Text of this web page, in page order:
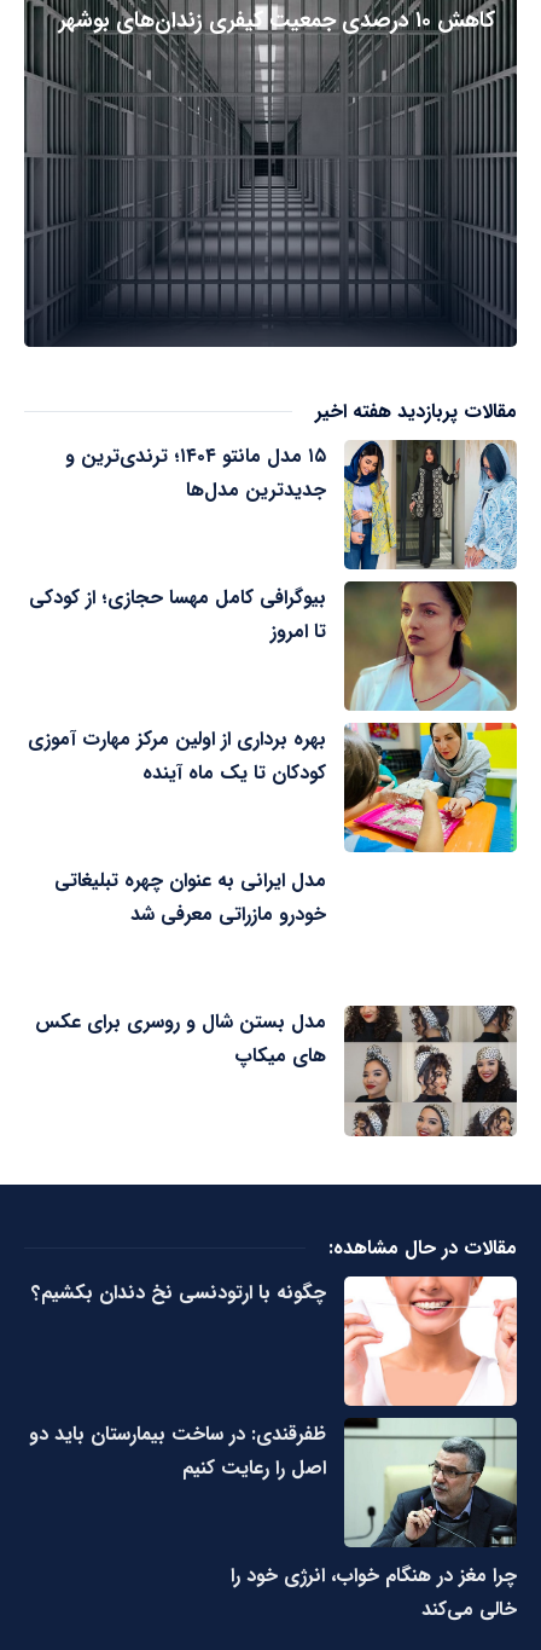
کاهش ۱۰ درصدی جمعیت کیفری زندان‌های بوشهر
مقالات پربازدید هفته اخیر
۱۵ مدل مانتو ۱۴۰۴؛ ترندی‌ترین و
جدیدترین مدل‌ها
بیوگرافی کامل مهسا حجازی؛ از کودکی
تا امروز
بهره برداری از اولین مرکز مهارت آموزی
کودکان تا یک ماه آینده
مدل ایرانی به عنوان چهره تبلیغاتی
خودرو مازراتی معرفی شد
مدل بستن شال و روسری برای عکس
های میکاپ
مقالات در حال مشاهده:
چگونه با ارتودنسی نخ دندان بکشیم؟
ظفرقندی: در ساخت بیمارستان باید دو
اصل را رعایت کنیم
چرا مغز در هنگام خواب، انرژی خود را
خالی می‌کند